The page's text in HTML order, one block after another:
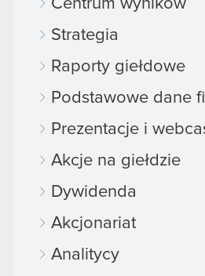
Centrum wyników
Strategia
Raporty giełdowe
Podstawowe dane
Prezentacje i
Akcje na giełdzie
Dywidenda
Akcjonariat
Analitycy